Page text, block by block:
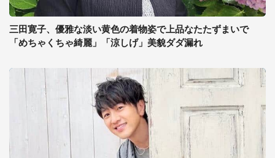
三田寛子、優雅な淡い黄色の着物姿で上品なたたずまいで
「めちゃくちゃ綺麗」「涼しげ」美貌ダダ漏れ